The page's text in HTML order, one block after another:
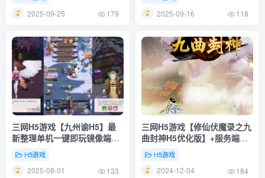
码+GM授权后台+简易安卓客
户端2025-09-25 179
+Linux手工服务端+详细搭建
教程+视频教程+管理后台
卓客户端
2025-09-16 118
三网H5游戏【九州谕H5】最
新整理单机一键即玩镜像端
+Linux手工服务端+详细搭建
教程H5游戏
2025-08-01 133
三网H5游戏【修仙伏魔录之九
曲封神H5优化版】+服务端源
码+特权注册后台+简易安卓
APP+Linux一键全自动搭建脚
本+Linux手工服务端+详细搭
H5游戏
2024-12-04 184